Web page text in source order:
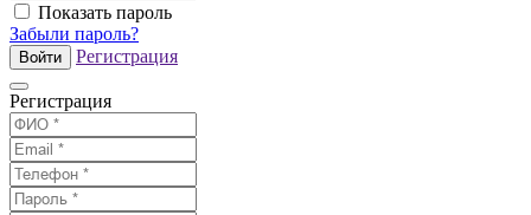
Показать пароль
Забыли пароль?
Войти Регистрация
Регистрация